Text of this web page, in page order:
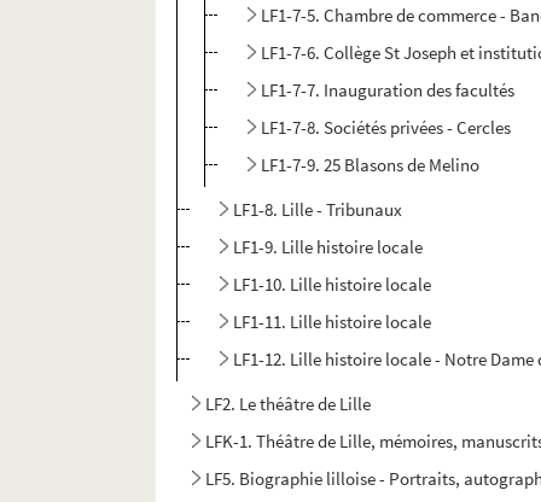
LF1-7-5. Chambre de commerce -
LF1-7-6. Collège St Joseph et
LF1-7-7. Inauguration des facultés
LF1-7-8. Sociétés privées - Cercles
LF1-7-9. 25 Blasons de Melino
LF1-8. Lille - Tribunaux
LF1-9. Lille histoire locale
LF1-10. Lille histoire locale
LF1-11. Lille histoire locale
LF1-12. Lille histoire locale - Notre Dame
LF2. Le théâtre de Lille
LFK-1. Théâtre de Lille, mémoires,
LF5. Biographie lilloise - Portraits,